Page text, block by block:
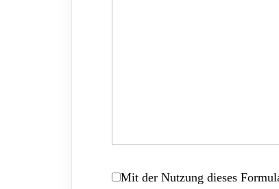
Mit der Nutzung dieses